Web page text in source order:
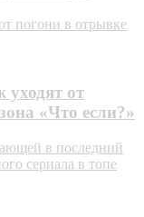
погони в отрывке
от
«Что если?»
в последний
сериала в топе